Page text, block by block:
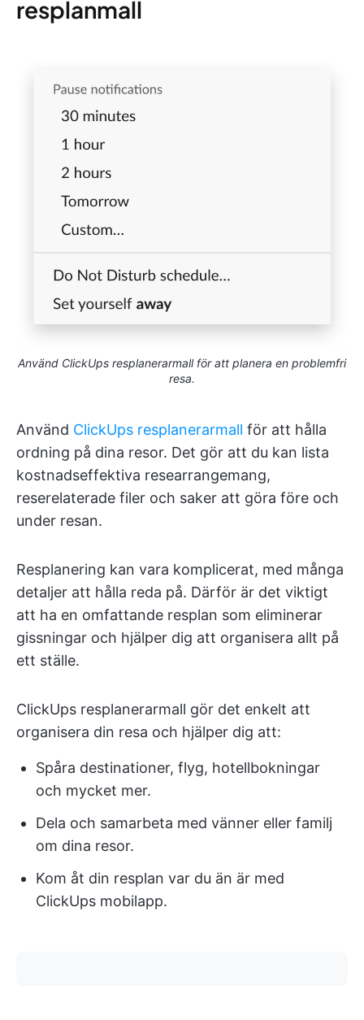
resplanmall
Använd ClickUps resplanerarmall för att planera en problemfri
resa.
Använd ClickUps resplanerarmall för att hålla
ordning på dina resor. Det gör att du kan lista
kostnadseffektiva researrangemang,
reserelaterade filer och saker att göra före och
under resan.
Resplanering kan vara komplicerat, med många
detaljer att hålla reda på. Därför är det viktigt
att ha en omfattande resplan som eliminerar
gissningar och hjälper dig att organisera allt på
ett ställe.
ClickUps resplanerarmall gör det enkelt att
organisera din resa och hjälper dig att:
Spåra destinationer, flyg, hotellbokningar
och mycket mer.
Dela och samarbeta med vänner eller familj
om dina resor.
Kom åt din resplan var du än är med
ClickUps mobilapp.